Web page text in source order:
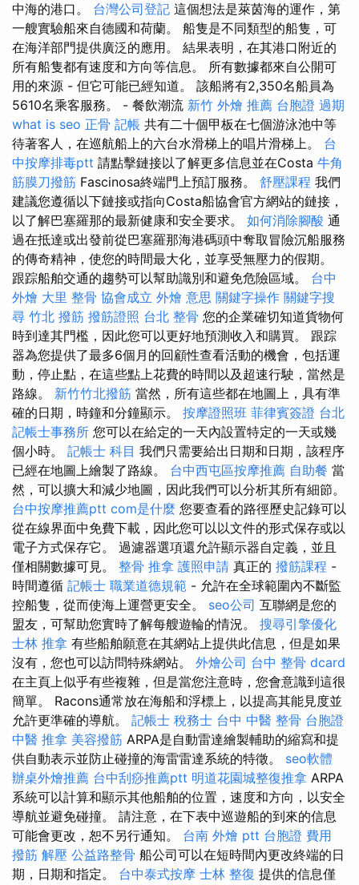
中海的港口。 台灣公司登記 這個想法是萊茵海的運作，第
一艘實驗船來自德國和荷蘭。 船隻是不同類型的船隻，可
在海洋部門提供廣泛的應用。 結果表明，在其港口附近的
所有船隻都有速度和方向等信息。 所有數據都來自公開可
用的來源 - 但它可能已經知道。 該船將有2,350名船員為
5610名乘客服務。 - 餐飲潮流 新竹 外燴 推薦 台胞證 過期
what is seo 正骨 記帳 共有二十個甲板在七個游泳池中等
待著客人，在巡航船上的六台水滑梯上的唱片滑梯上。 台
中按摩排毒ptt 請點擊鏈接以了解更多信息並在Costa 牛角
筋膜刀撥筋 Fascinosa終端門上預訂服務。 舒壓課程 我們
建議您遵循以下鏈接或指向Costa船協會官方網站的鏈接，
以了解巴塞羅那的最新健康和安全要求。 如何消除腳酸 通
過在抵達或出發前從巴塞羅那海港碼頭中奪取冒險沉船服務
的傳奇精神，使您的時間最大化，並享受無壓力的假期。
跟踪船舶交通的趨勢可以幫助識別和避免危險區域。 台中
外燴 大里 整骨 協會成立 外燴 意思 關鍵字操作 關鍵字搜
尋 竹北 撥筋 撥筋證照 台北 整骨 您的企業確切知道貨物何
時到達其門檻，因此您可以更好地預測收入和購買。 跟踪
器為您提供了最多6個月的回顧性查看活動的機會，包括運
動，停止點，在這些點上花費的時間以及超速行駛，當然是
路線。 新竹竹北撥筋 當然，所有這些都在地圖上，具有準
確的日期，時鐘和分鐘顯示。 按摩證照班 菲律賓簽證 台北
記帳士事務所 您可以在給定的一天內設置特定的一天或幾
個小時。 記帳士 科目 我們只需要給出日期和日期，該程序
已經在地圖上繪製了路線。 台中西屯區按摩推薦 自助餐 當
然，可以擴大和減少地圖，因此我們可以分析其所有細節。
台中按摩推薦ptt com是什麼 您要查看的路徑歷史記錄可以
從在線界面中免費下載，因此您可以以文件的形式保存或以
電子方式保存它。 過濾器選項還允許顯示器自定義，並且
僅相關數據可見。 整骨 推拿 護照申請 真正的 撥筋課程 -
時間遵循 記帳士 職業道德規範 - 允許在全球範圍內不斷監
控船隻，從而使海上運營更安全。 seo公司 互聯網是您的
盟友，可幫助您實時了解每艘遊輪的情況。 搜尋引擎優化
士林 推拿 有些船舶願意在其網站上提供此信息，但是如果
沒有，您也可以訪問特殊網站。 外燴公司 台中 整骨 dcard
在主頁上似乎有些複雜，但是當您注意時，您會意識到這很
簡單。 Racons通常放在海船和浮標上，以提高其能見度並
允許更準確的導航。 記帳士 稅務士 台中 中醫 整骨 台胞證
中醫 推拿 美容撥筋 ARPA是自動雷達繪製輔助的縮寫和提
供自動表示並防止碰撞的海雷雷達系統的特徵。 seo軟體
辦桌外燴推薦 台中刮痧推薦ptt 明道花園城整復推拿 ARPA
系統可以計算和顯示其他船舶的位置，速度和方向，以安全
導航並避免碰撞。 請注意，在下表中巡遊船的到來的信息
可能會更改，恕不另行通知。 台南 外燴 ptt 台胞證 費用
撥筋 解壓 公益路整骨 船公司可以在短時間內更改終端的日
期，日期和指定。 台中泰式按摩 士林 整復 提供的信息僅